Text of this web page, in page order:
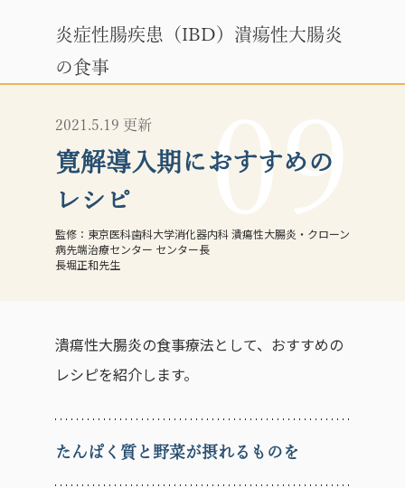
炎症性腸疾患（IBD）潰瘍性大腸炎
の食事
09
2021.5.19 更新
寛解導入期におすすめの
レシピ
東京医科歯科大学消化器内科 潰瘍性大腸炎・クローン
病先端治療センター センター長
長堀正和先生
潰瘍性大腸炎の食事療法として、おすすめの
レシピを紹介します。
たんぱく質と野菜が摂れるものを